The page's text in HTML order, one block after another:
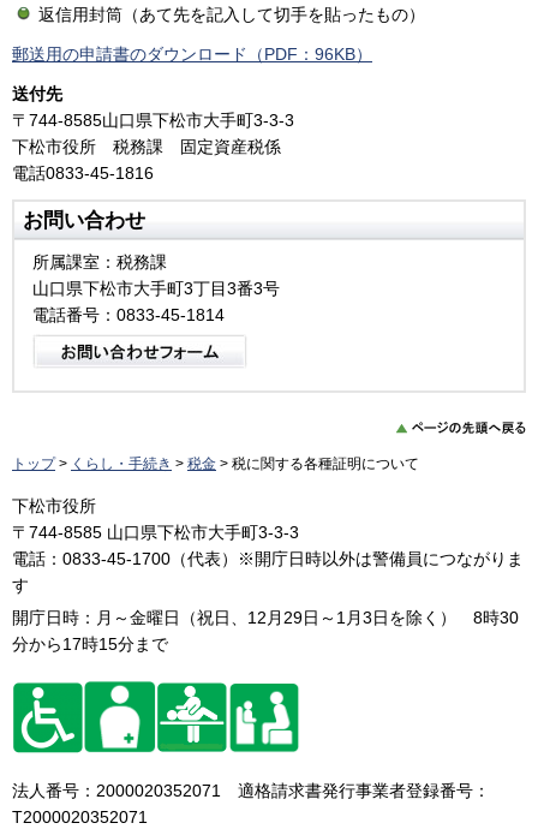
返信用封筒（あて先を記入して切手を貼ったもの）
郵送用の申請書のダウンロード（PDF：96KB）
送付先
〒744-8585山口県下松市大手町3-3-3
下松市役所 税務課 固定資産税係
電話0833-45-1816
お問い合わせ
所属課室：税務課
山口県下松市大手町3丁目3番3号
電話番号：0833-45-1814
トップ> くらし・手続き > 税金 > 税に関する各種証明について
下松市役所
〒744-8585 山口県下松市大手町3-3-3
電話：0833-45-1700（代表）※開庁日時以外は警備員につながりま
す
開庁日時：月～金曜日（祝日、12月29日～1月3日を除く） 8時30
分から17時15分まで
法人番号：2000020352071 適格請求書発行事業者登録番号：
T2000020352071